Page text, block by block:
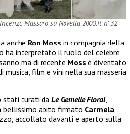
Massaro su Novella 2000.it n°32
anche Ron Moss in compagnia della
ha interpretato il ruolo del celebre
ma di recente Moss è diventato
film e vini nella sua masseria
stati curati da Le Gemelle Floral,
bellissimo abito firmato Carmela
accollato davanti e aperto sulla